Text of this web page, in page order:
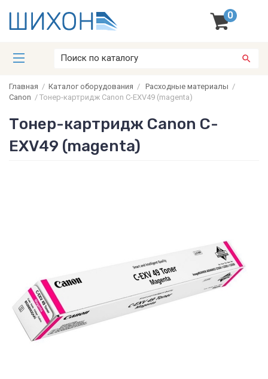
0
Главная / Каталог оборудования / Расходные материалы /
Canon / Тонер-картридж Canon C-EXV49 (magenta)
Тонер-картридж Canon C-
EXV49 (magenta)